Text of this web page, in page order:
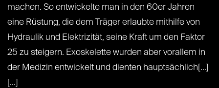
machen. So entwickelte man in den 60er Jahren
eine Rüstung, die dem Träger erlaubte mithilfe von
Hydraulik und Elektrizität, seine Kraft um den Faktor
25 zu steigern. Exoskelette wurden aber vorallem in
der Medizin entwickelt und dienten hauptsächlich[...]
[...]